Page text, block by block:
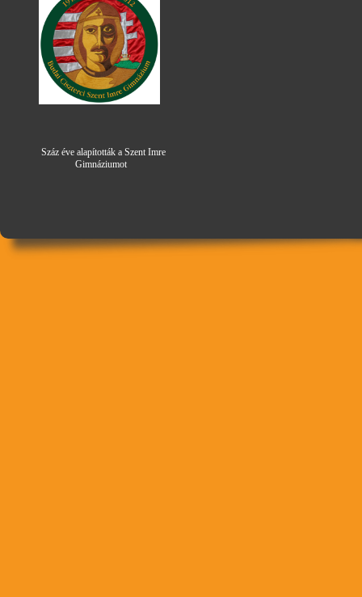
Száz éve alapították a Szent Imre
Gimnáziumot